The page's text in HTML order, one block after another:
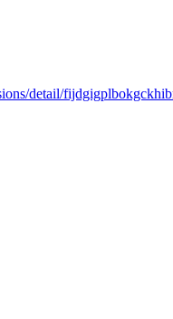
detail/